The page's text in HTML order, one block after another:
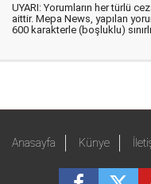
UYARI: Yorumların her türlü
aittir. Mepa News, yapılan
600 karakterle (boşluklu)
Anasayfa Künye